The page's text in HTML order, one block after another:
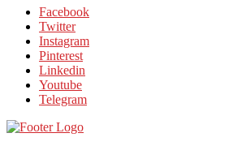
Facebook
Twitter
Instagram
Pinterest
Linkedin
Youtube
Telegram